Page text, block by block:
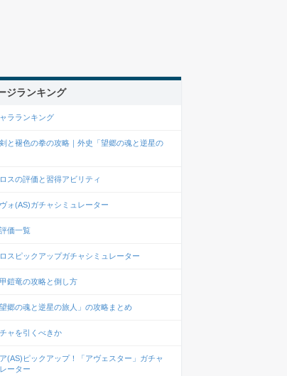
ジランキング
ラランキング
と褪色の拳の攻略｜外史「望郷の魂と逆星の
スの評価と習得アビリティ
ォ(AS)ガチャシミュレーター
価一覧
スピックアップガチャシミュレーター
鎧竜の攻略と倒し方
郷の魂と逆星の旅人」の攻略まとめ
ャを引くべきか
(AS)ピックアップ！「アヴェスター」ガチャ
ーター